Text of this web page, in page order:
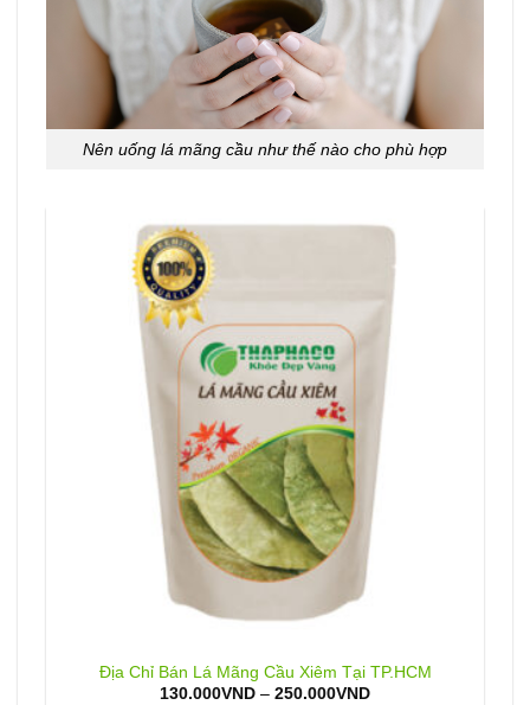
Nên uống lá mãng cầu như thế nào cho phù hợp
Địa Chỉ Bán Lá Mãng Cầu Xiêm Tại TP.HCM
130.000VND – 250.000VNDKhoảng